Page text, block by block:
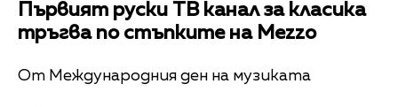
Първият руски ТВ канал за класика
тръгва по стъпките на Mezzo
От Международния ден на музиката